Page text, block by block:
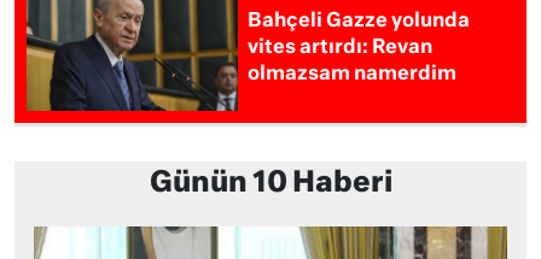
Bahçeli Gazze yolunda
vites artırdı: Revan
olmazsam namerdim
Günün 10 Haberi